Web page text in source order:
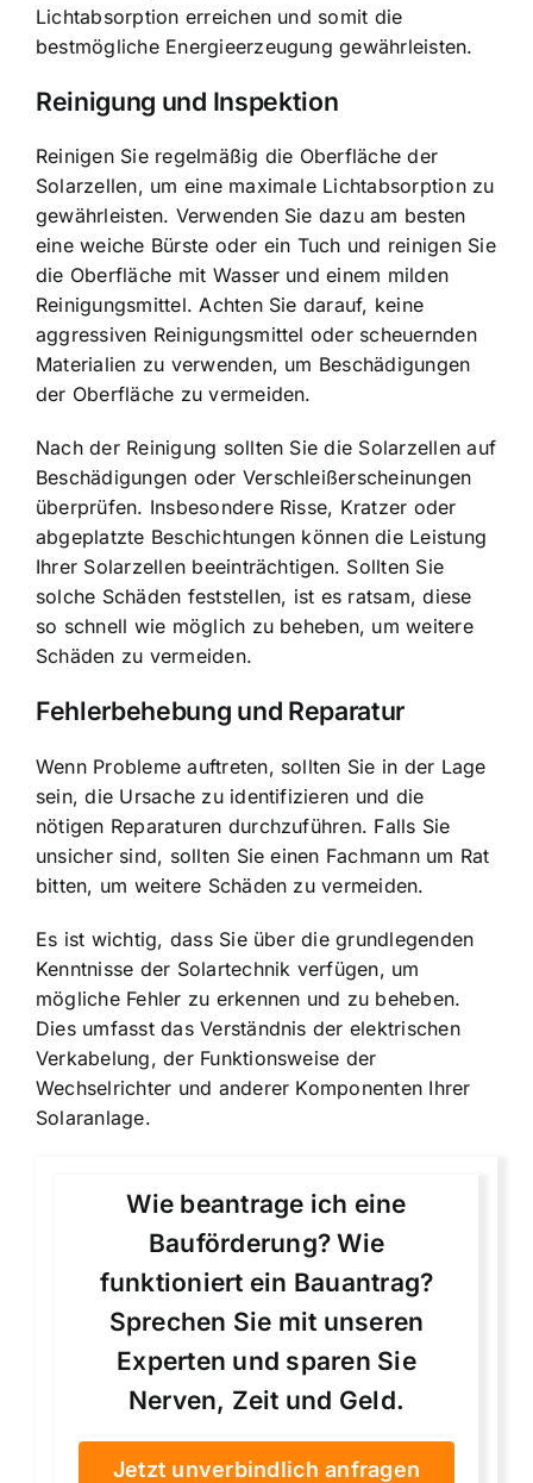
Lichtabsorption erreichen und somit die
bestmögliche Energieerzeugung gewährleisten.
Reinigung und Inspektion
Reinigen Sie regelmäßig die Oberfläche der
Solarzellen, um eine maximale Lichtabsorption zu
gewährleisten. Verwenden Sie dazu am besten
eine weiche Bürste oder ein Tuch und reinigen Sie
die Oberfläche mit Wasser und einem milden
Reinigungsmittel. Achten Sie darauf, keine
aggressiven Reinigungsmittel oder scheuernden
Materialien zu verwenden, um Beschädigungen
der Oberfläche zu vermeiden.
Nach der Reinigung sollten Sie die Solarzellen auf
Beschädigungen oder Verschleißerscheinungen
überprüfen. Insbesondere Risse, Kratzer oder
abgeplatzte Beschichtungen können die Leistung
Ihrer Solarzellen beeinträchtigen. Sollten Sie
solche Schäden feststellen, ist es ratsam, diese
so schnell wie möglich zu beheben, um weitere
Schäden zu vermeiden.
Fehlerbehebung und Reparatur
Wenn Probleme auftreten, sollten Sie in der Lage
sein, die Ursache zu identifizieren und die
nötigen Reparaturen durchzuführen. Falls Sie
unsicher sind, sollten Sie einen Fachmann um Rat
bitten, um weitere Schäden zu vermeiden.
Es ist wichtig, dass Sie über die grundlegenden
Kenntnisse der Solartechnik verfügen, um
mögliche Fehler zu erkennen und zu beheben.
Dies umfasst das Verständnis der elektrischen
Verkabelung, der Funktionsweise der
Wechselrichter und anderer Komponenten Ihrer
Solaranlage.
Wie beantrage ich eine
Bauförderung? Wie
funktioniert ein Bauantrag?
Sprechen Sie mit unseren
Experten und sparen Sie
Nerven, Zeit und Geld.
Jetzt unverbindlich anfragen